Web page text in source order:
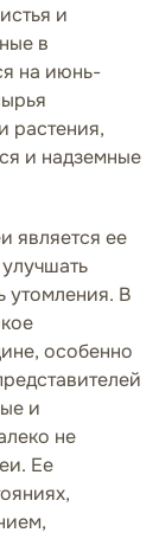
и
в
на июнь-
растения,
и надземные
является ее
утомления. В
особенно
и
не
Ее